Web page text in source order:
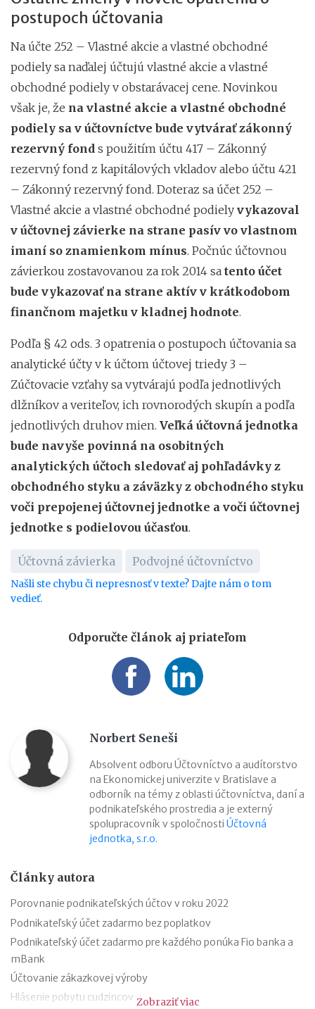
postupoch účtovania
Na účte 252 – Vlastné akcie a vlastné obchodné
podiely sa naďalej účtujú vlastné akcie a vlastné
obchodné podiely v obstarávacej cene. Novinkou
však je, že na vlastné akcie a vlastné obchodné
podiely sa v účtovníctve bude vytvárať zákonný
rezervný fond s použitím účtu 417 – Zákonný
rezervný fond z kapitálových vkladov alebo účtu 421
– Zákonný rezervný fond. Doteraz sa účet 252 –
Vlastné akcie a vlastné obchodné podiely vykazoval
v účtovnej závierke na strane pasív vo vlastnom
imaní so znamienkom mínus. Počnúc účtovnou
závierkou zostavovanou za rok 2014 sa tento účet
bude vykazovať na strane aktív v krátkodobom
finančnom majetku v kladnej hodnote.
Podľa § 42 ods. 3 opatrenia o postupoch účtovania sa
analytické účty v k účtom účtovej triedy 3 –
Zúčtovacie vzťahy sa vytvárajú podľa jednotlivých
dlžníkov a veriteľov, ich rovnorodých skupín a podľa
jednotlivých druhov mien. Veľká účtovná jednotka
bude navyše povinná na osobitných
analytických účtoch sledovať aj pohľadávky z
obchodného styku a záväzky z obchodného styku
voči prepojenej účtovnej jednotke a voči účtovnej
jednotke s podielovou účasťou.
Účtovná závierka Podvojné účtovníctvo
Našli ste chybu či nepresnosť v texte? Dajte nám o tom
vedieť.
Odporučte článok aj priateľom
Norbert Seneši
Absolvent odboru Účtovníctvo a audítorstvo
na Ekonomickej univerzite v Bratislave a
odborník na témy z oblasti účtovníctva, daní a
podnikateľského prostredia a je externý
spolupracovník v spoločnosti Účtovná
jednotka, s.r.o.
Články autora
Porovnanie podnikateľských účtov v roku 2022
Podnikateľský účet zadarmo bez poplatkov
Podnikateľský účet zadarmo pre každého ponúka Fio banka a
mBank
Účtovanie zákazkovej výroby
Hlásenie pobytu cudzincov Zobraziť viac